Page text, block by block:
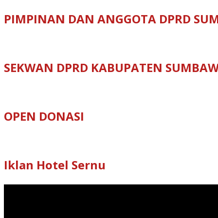
PIMPINAN DAN ANGGOTA DPRD
SEKWAN DPRD KABUPATEN
OPEN DONASI
Iklan Hotel Sernu